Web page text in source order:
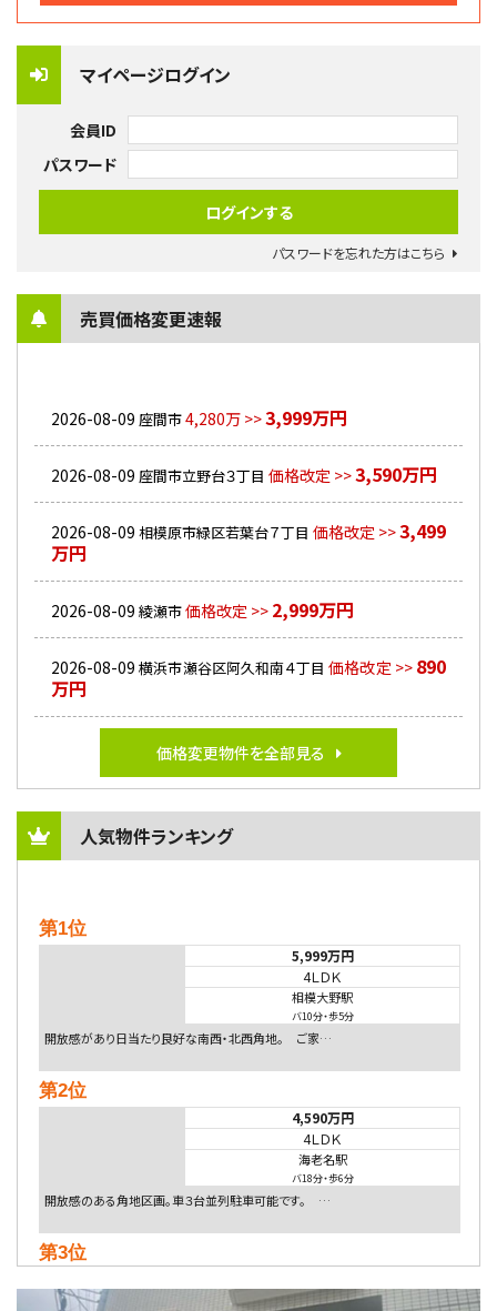
マイページログイン
会員ID
パスワード
パスワードを忘れた方はこちら
売買価格変更速報
2026-08-09 座間市4,280万 >>3,999万円
2026-08-09 座間市立野台３丁目 価格改定 >>3,590万円
2026-08-09 相模原市緑区若葉台７丁目 価格改定 >>3,499
万円
2026-08-09 綾瀬市価格改定 >> 2,999万円
2026-08-09 横浜市瀬谷区阿久和南４丁目 価格改定 >> 890
万円
価格変更物件を全部見る
人気物件ランキング
第1位
5,999万円
4ＬＤＫ
相模大野駅
バ10分・歩5分
開放感があり日当たり良好な南西・北西角地。 ご家…
第2位
4,590万円
4ＬＤＫ
海老名駅
バ18分・歩6分
開放感のある角地区画。車３台並列駐車可能です。 …
第3位
4ＬＤＫ